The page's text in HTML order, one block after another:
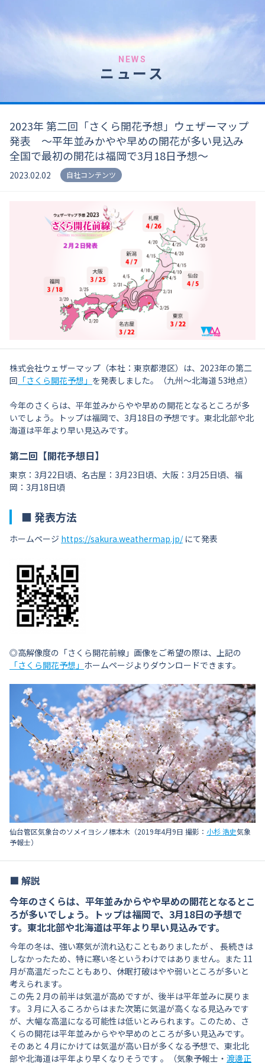
NEWS
ニュース
2023年 第二回「さくら開花予想」ウェザーマップ
発表 〜平年並みかやや早めの開花が多い見込み
全国で最初の開花は福岡で3月18日予想〜
2023.02.02 自社コンテンツ
株式会社ウェザーマップ（本社：東京都港区）は、2023年の第二
回 「さくら開花予想」 を発表しました。（九州〜北海道 53地点）
今年のさくらは、平年並みからやや早めの開花となるところが多
いでしょう。トップは福岡で、3月18日の予想です。東北北部や北
海道は平年より早い見込みです。
第二回【開花予想日】
東京：3月22日頃、名古屋：3月23日頃、大阪：3月25日頃、福
岡：3月18日頃
■ 発表方法
ホームページ https://sakura.weathermap.jp/にて発表
◎高解像度の「さくら開花前線」画像をご希望の際は、上記の
「さくら開花予想」 ホームページよりダウンロードできます。
仙台管区気象台のソメイヨシノ標本木（2019年4月9日 撮影： 小杉 浩史気象
予報士）
■ 解説
今年のさくらは、平年並みからやや早めの開花となるとこ
ろが多いでしょう。トップは福岡で、3月18日の予想で
す。東北北部や北海道は平年より早い見込みです。
今年の冬は、強い寒気が流れ込むこともありましたが 、 長続きは
しなかったため、特に寒い冬というわけではありません。また 11
月が高温だったこともあり、休眠打破はやや弱いところが多いと
考えられます。
この先 2 月の前半は気温が高めですが、後半は平年並みに戻りま
す。 3 月に入るころからはまた次第に気温が高くなる見込みです
が、大幅な高温になる可能性は低いとみられます。このため、さ
くらの開花は平年並みからやや早めのところが多い見込みです。
そのあと 4 月にかけては気温が高い日が多くなる予想で、東北北
部や北海道は平年より早くなりそうです 。（気象予報士・ 渡邊正